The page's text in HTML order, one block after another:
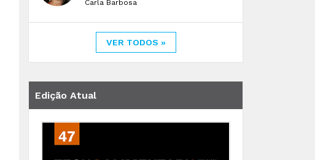
Carla Barbosa
VER TODOS »
Edição Atual